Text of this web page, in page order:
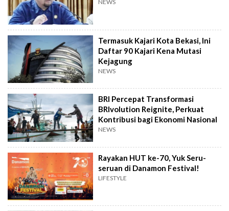
NEWS
Termasuk Kajari Kota Bekasi, Ini
Daftar 90 Kajari Kena Mutasi
Kejagung
NEWS
BRI Percepat Transformasi
BRIvolution Reignite, Perkuat
Kontribusi bagi Ekonomi Nasional
NEWS
Rayakan HUT ke-70, Yuk Seru-
seruan di Danamon Festival!
LIFESTYLE